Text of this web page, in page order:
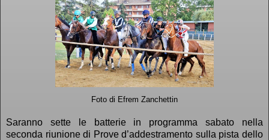
Foto di Efrem Zanchettin
Saranno sette le batterie in programma sabato nella
seconda riunione di Prove d’addestramento sulla pista dello